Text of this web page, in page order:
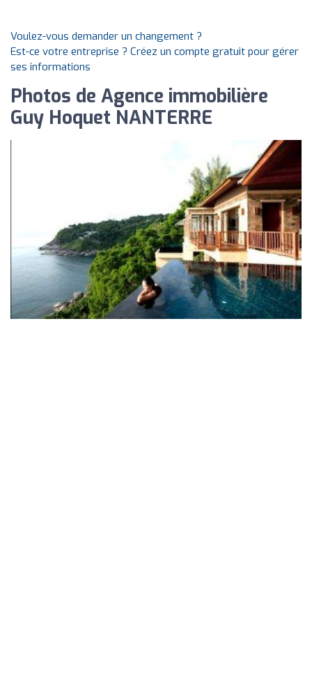
Voulez-vous demander un changement ?
Est-ce votre entreprise ? Créez un compte gratuit pour gérer
ses informations
Photos de Agence immobilière
Guy Hoquet NANTERRE